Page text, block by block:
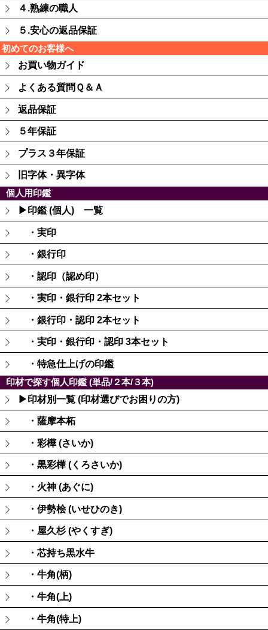
４.熟練の職人
５.安心の返品保証
初めてのお客様へ
お買い物ガイド
よくある質問Ｑ＆Ａ
返品保証
５年保証
プラス３年保証
旧字体・異字体
個人用印鑑
▶印鑑 (個人) 一覧
・実印
・銀行印
・認印（認め印）
・実印・銀行印 2本セット
・銀行印・認印 2本セット
・実印・銀行印・認印 3本セット
・特急仕上げの印鑑
印材で探す個人印鑑 (単品/２本/３本)
▶印材別一覧 (印材選びでお困りの方)
・薩摩本柘
・彩樺 (さいか)
・黒彩樺 (くろさいか)
・火神 (あぐに)
・伊勢桧 (いせひのき)
・屋久杉 (やくすぎ)
・芯持ち黒水牛
・牛角(柄)
・牛角(上)
・牛角(特上)